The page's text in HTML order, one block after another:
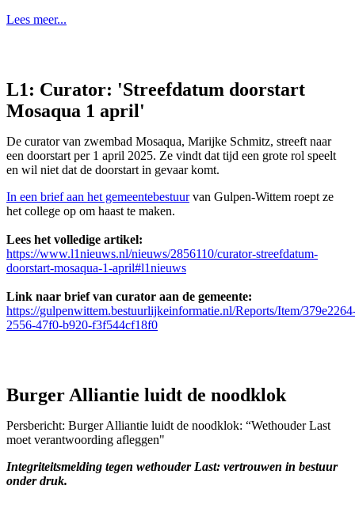
Lees meer...
L1: Curator: 'Streefdatum doorstart
Mosaqua 1 april'
De curator van zwembad Mosaqua, Marijke Schmitz, streeft naar
een doorstart per 1 april 2025. Ze vindt dat tijd een grote rol speelt
en wil niet dat de doorstart in gevaar komt.
In een brief aan het gemeentebestuurvan Gulpen-Wittem roept ze
het college op om haast te maken.
Lees het volledige artikel:
https://www.l1nieuws.nl/nieuws/2856110/curator-streefdatum-
doorstart-mosaqua-1-april#l1nieuws
Link naar brief van curator aan de gemeente:
https://gulpenwittem.bestuurlijkeinformatie.nl/Reports/Item/
2556-47f0-b920-f3f544cf18f0
Burger Alliantie luidt de noodklok
Persbericht: Burger Alliantie luidt de noodklok: “Wethouder Last
moet verantwoording afleggen"
Integriteitsmelding tegen wethouder Last: vertrouwen in bestuur
onder druk.